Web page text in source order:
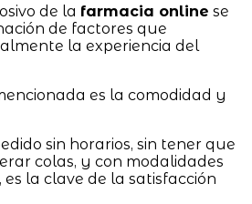
de la farmacia online se
de factores que
la experiencia del
es la comodidad y
sin horarios, sin tener que
colas, y con modalidades
la clave de la satisfacción